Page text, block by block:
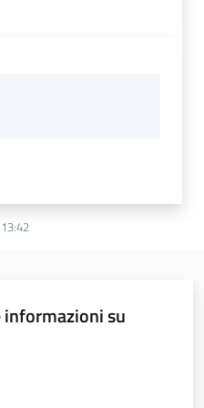
informazioni su